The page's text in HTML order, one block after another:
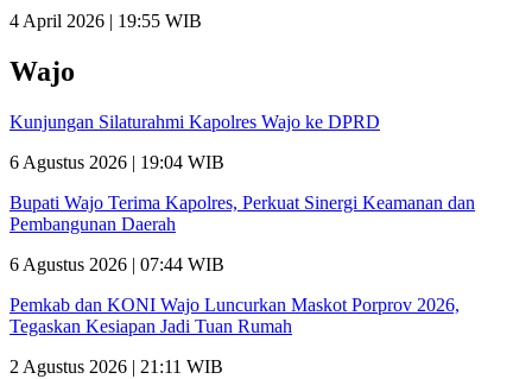
4 April 2026 | 19:55 WIB
Wajo
Kunjungan Silaturahmi Kapolres Wajo ke DPRD
6 Agustus 2026 | 19:04 WIB
Bupati Wajo Terima Kapolres, Perkuat Sinergi Keamanan dan
Pembangunan Daerah
6 Agustus 2026 | 07:44 WIB
Pemkab dan KONI Wajo Luncurkan Maskot Porprov 2026,
Tegaskan Kesiapan Jadi Tuan Rumah
2 Agustus 2026 | 21:11 WIB